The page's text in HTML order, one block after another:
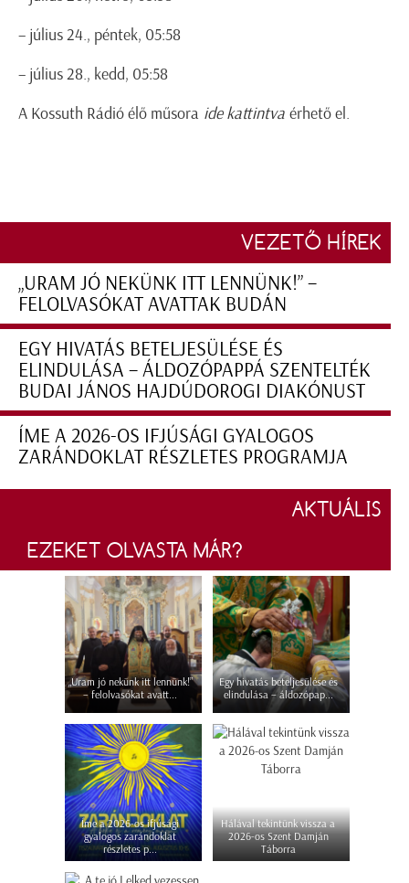
– július 24., péntek, 05:58
– július 28., kedd, 05:58
A Kossuth Rádió élő műsora ide kattintva érhető el.
VEZETŐ HÍREK
„URAM JÓ NEKÜNK ITT LENNÜNK!” –
FELOLVASÓKAT AVATTAK BUDÁN
EGY HIVATÁS BETELJESÜLÉSE ÉS
ELINDULÁSA – ÁLDOZÓPAPPÁ SZENTELTÉK
BUDAI JÁNOS HAJDÚDOROGI DIAKÓNUST
ÍME A 2026-OS IFJÚSÁGI GYALOGOS
ZARÁNDOKLAT RÉSZLETES PROGRAMJA
AKTUÁLIS
EZEKET OLVASTA MÁR?
„Uram jó nekünk itt lennünk!”
– felolvasókat avatt...
Egy hivatás beteljesülése és
elindulása – áldozópap...
Íme a 2026-os ifjúsági
gyalogos zarándoklat
részletes p...
Hálával tekintünk vissza a
2026-os Szent Damján
Táborra